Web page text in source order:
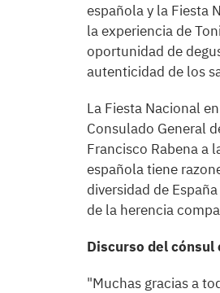
española y la Fiesta
la experiencia de
oportunidad de
autenticidad de los
La Fiesta Nacional
Consulado General
Francisco Rabena a
española tiene
diversidad de
de la herencia
Discurso del cónsul
"Muchas gracias a